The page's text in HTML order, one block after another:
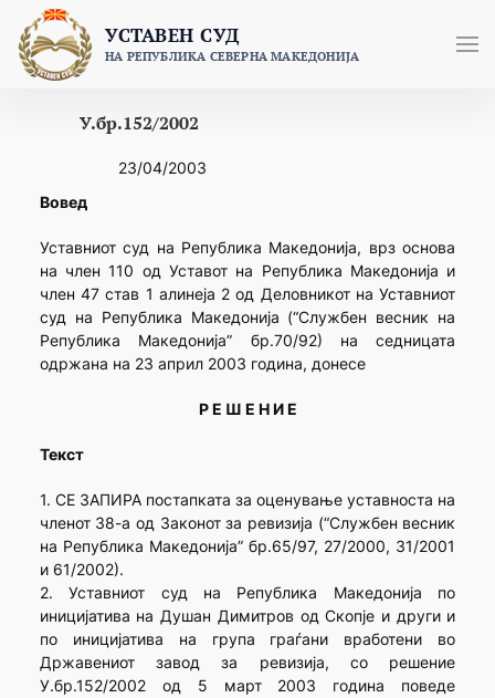
content
УСТАВЕН СУД
НА РЕПУБЛИКА СЕВЕРНА МАКЕДОНИЈА
У.бр.152/2002
23/04/2003
Вовед
Уставниот суд на Република Македонија, врз основа
на член 110 од Уставот на Република Македонија и
член 47 став 1 алинеја 2 од Деловникот на Уставниот
суд на Република Македонија (“Службен весник на
Република Македонија” бр.70/92) на седницата
одржана на 23 април 2003 година, донесе
Р Е Ш Е Н И Е
Текст
1. СЕ ЗАПИРА постапката за оценување уставноста на
членот 38-а од Законот за ревизија (“Службен весник
на Република Македонија” бр.65/97, 27/2000, 31/2001
и 61/2002).
2. Уставниот суд на Република Македонија по
иницијатива на Душан Димитров од Скопје и други и
по иницијатива на група граѓани вработени во
Државениот завод за ревизија, со решение
У.бр.152/2002 од 5 март 2003 година поведе